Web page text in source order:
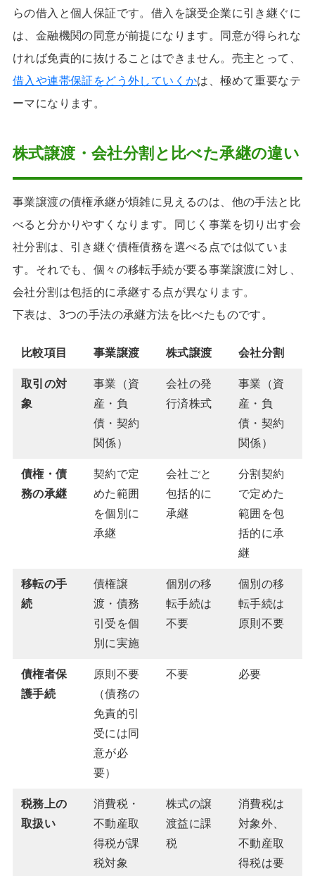
らの借入と個人保証です。借入を譲受企業に引き継ぐに
は、金融機関の同意が前提になります。同意が得られな
ければ免責的に抜けることはできません。売主とって、
借入や連帯保証をどう外していくかは、極めて重要なテ
ーマになります。
株式譲渡・会社分割と比べた承継の違い
事業譲渡の債権承継が煩雑に見えるのは、他の手法と比
べると分かりやすくなります。同じく事業を切り出す会
社分割は、引き継ぐ債権債務を選べる点では似ていま
す。それでも、個々の移転手続が要る事業譲渡に対し、
会社分割は包括的に承継する点が異なります。
下表は、3つの手法の承継方法を比べたものです。
比較項目 事業譲渡 株式譲渡 会社分割
取引の対
象
事業（資
産・負
債・契約
関係）
会社の発
行済株式
事業（資
産・負
債・契約
関係）
債権・債
務の承継
契約で定
めた範囲
を個別に
承継
会社ごと
包括的に
承継
分割契約
で定めた
範囲を包
括的に承
継
移転の手
続
債権譲
渡・債務
引受を個
別に実施
個別の移
転手続は
不要
個別の移
転手続は
原則不要
債権者保
護手続
原則不要
（債務の
免責的引
受には同
意が必
要）
不要 必要
税務上の
取扱い
消費税・
不動産取
得税が課
税対象
株式の譲
渡益に課
税
消費税は
対象外、
不動産取
得税は要